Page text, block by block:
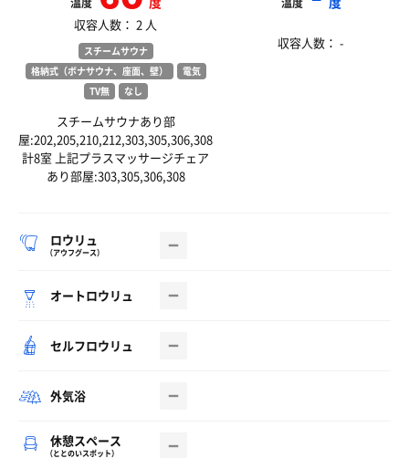
収容人数： 2 人
スチームサウナ
格納式（ボナサウナ、座面、壁）
電気
TV無
なし
スチームサウナあり部
屋:202,205,210,212,303,305,306,308
計8室 上記プラスマッサージチェア
あり部屋:303,305,306,308
収容人数： -
ロウリュ
（アウフグース）
オートロウリュ
セルフロウリュ
外気浴
休憩スペース
（ととのいスポット）